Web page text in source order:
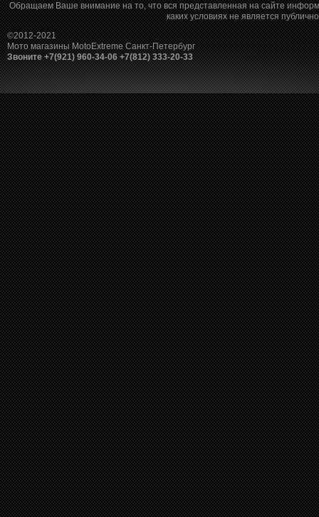
Обращаем Ваше внимание на то, что вся представленная на сайте
каких условиях не является
©2012-2021
Мото магазины MotoExtreme Санкт-Петербург
Звоните +7(921) 960-34-06 +7(812) 333-20-33